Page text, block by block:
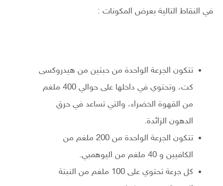
في النقاط التالية بعرض المكونات :
تتكون الجرعة الواحدة من حبتين من هيدروكسى
كت، وتحتوي في داخلها على حوالي 400 ملغم
من القهوة الخضراء، والتي تساعد في حرق
الدهون الزائدة.
تتكون الجرعة الواحدة من 200 ملغم من
الكافيين و 40 ملغم من اليوهمبي.
كل جرعة تحتوي على 100 ملغم من النبتة